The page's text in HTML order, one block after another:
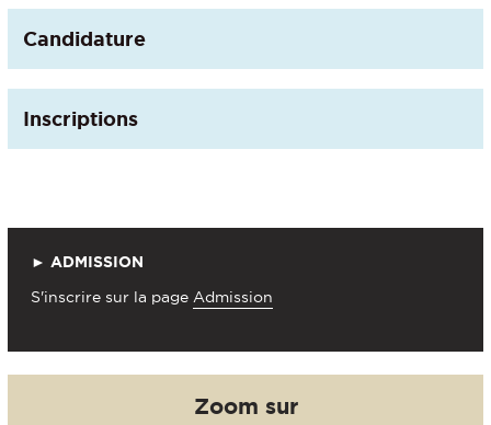
Candidature
Inscriptions
► ADMISSION
S'inscrire sur la page Admission
Zoom sur